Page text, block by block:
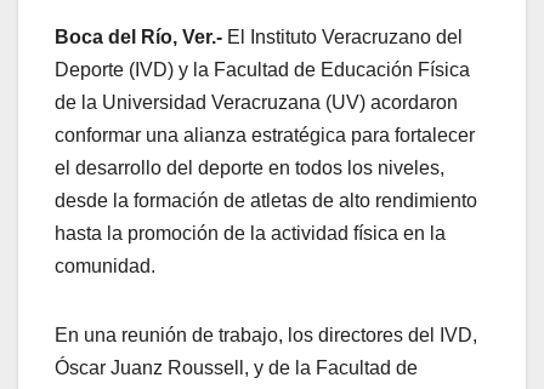
Boca del Río, Ver.- El Instituto Veracruzano del
Deporte (IVD) y la Facultad de Educación Física
de la Universidad Veracruzana (UV) acordaron
conformar una alianza estratégica para fortalecer
el desarrollo del deporte en todos los niveles,
desde la formación de atletas de alto rendimiento
hasta la promoción de la actividad física en la
comunidad.
En una reunión de trabajo, los directores del IVD,
Óscar Juanz Roussell, y de la Facultad de